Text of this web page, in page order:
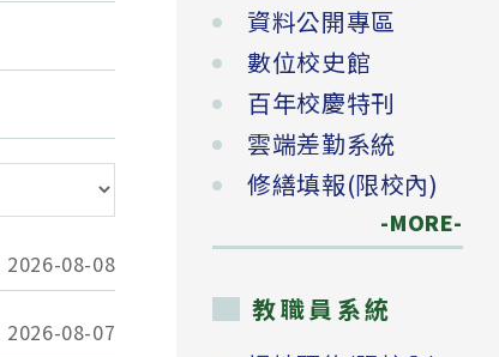
2026-08-08
2026-08-07
資料公開專區
數位校史館
百年校慶特刊
雲端差勤系統
修繕填報(限校內)
-MORE-
教職員系統